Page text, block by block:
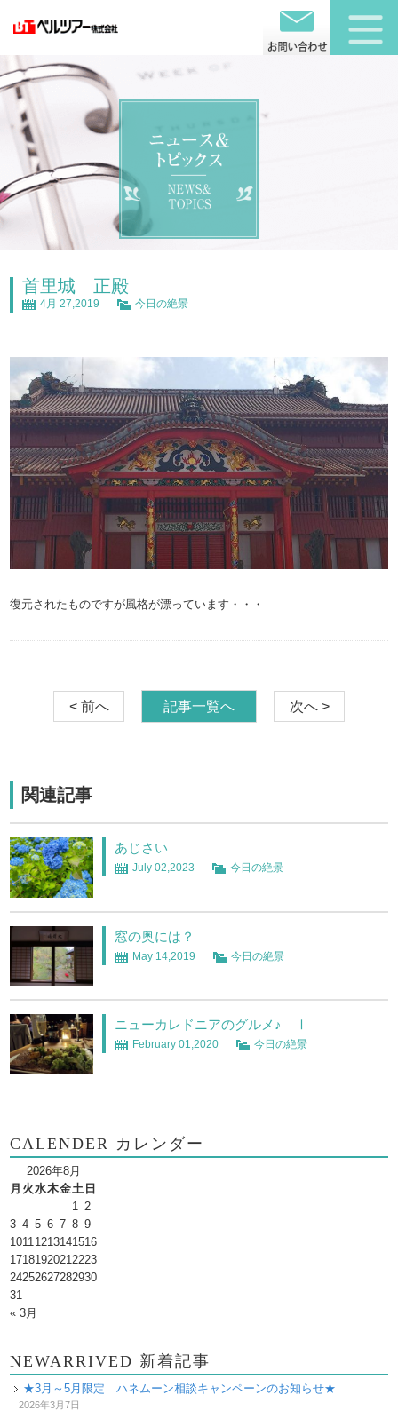
首里城 正殿
4月 27,2019 今日の絶景
復元されたものですが風格が漂っています・・・
< 前へ 記事一覧へ 次へ >
関連記事
あじさい
July 02,2023 今日の絶景
窓の奥には？
May 14,2019 今日の絶景
ニューカレドニアのグルメ♪ Ⅰ
February 01,2020 今日の絶景
CALENDER カレンダー
2026年8月
月 火水木金土 日
1
2
3 4 5 6 7 8 9
1011 1213141516
1718192021 2223
24252627282930
31
« 3月
NEWARRIVED 新着記事
★3月～5月限定 ハネムーン相談キャンペーンのお知らせ★
2026年3月7日